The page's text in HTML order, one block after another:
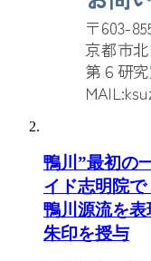
鴨川”最初の
イド志明院
鴨川源流を
朱印を授与